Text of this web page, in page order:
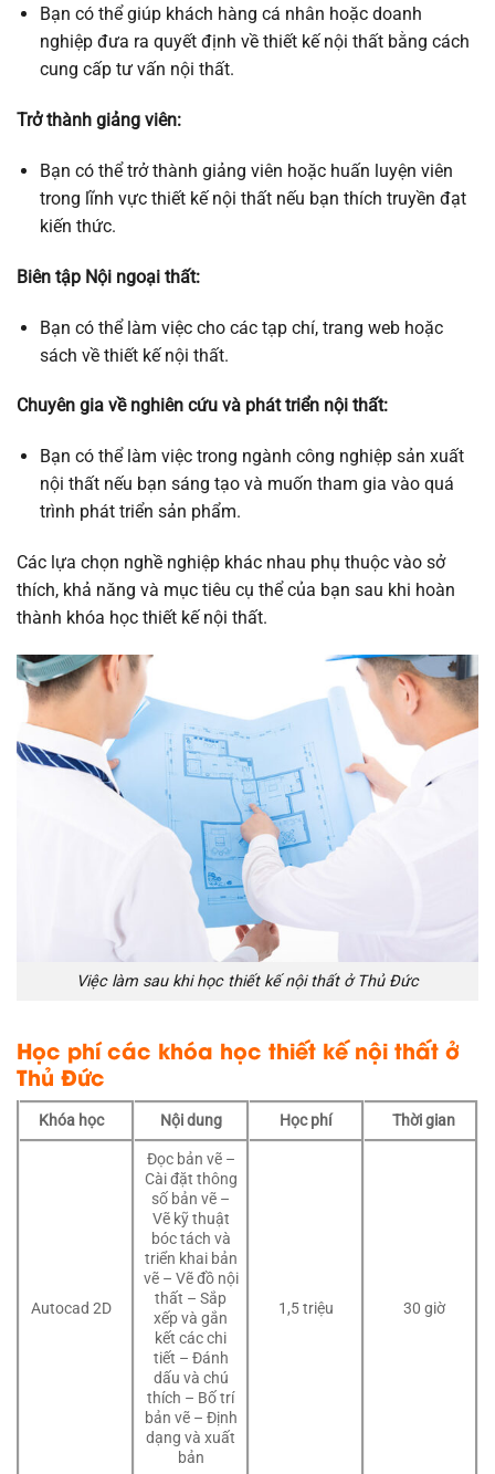
Bạn có thể giúp khách hàng cá nhân hoặc doanh
nghiệp đưa ra quyết định về thiết kế nội thất bằng cách
cung cấp tư vấn nội thất.
Trở thành giảng viên:
Bạn có thể trở thành giảng viên hoặc huấn luyện viên
trong lĩnh vực thiết kế nội thất nếu bạn thích truyền đạt
kiến thức.
Biên tập Nội ngoại thất:
Bạn có thể làm việc cho các tạp chí, trang web hoặc
sách về thiết kế nội thất.
Chuyên gia về nghiên cứu và phát triển nội thất:
Bạn có thể làm việc trong ngành công nghiệp sản xuất
nội thất nếu bạn sáng tạo và muốn tham gia vào quá
trình phát triển sản phẩm.
Các lựa chọn nghề nghiệp khác nhau phụ thuộc vào sở
thích, khả năng và mục tiêu cụ thể của bạn sau khi hoàn
thành khóa học thiết kế nội thất.
Việc làm sau khi học thiết kế nội thất ở Thủ Đức
Học phí các khóa học thiết kế nội thất ở
Thủ Đức
Khóa học Nội dung Học phí Thời gian
Autocad 2D
Đọc bản vẽ –
Cài đặt thông
số bản vẽ –
Vẽ kỹ thuật
bóc tách và
triển khai bản
vẽ – Vẽ đồ nội
thất – Sắp
xếp và gắn
kết các chi
tiết – Đánh
dấu và chú
thích – Bố trí
bản vẽ – Định
dạng và xuất
bản
1,5 triệu 30 giờ